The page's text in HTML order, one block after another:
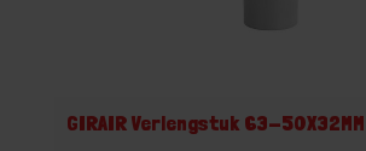
GIRAIR Verlengstuk 63-50X32MM